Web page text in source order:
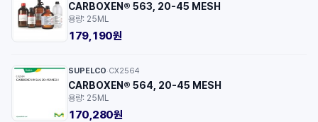
CARBOXEN® 563, 20-45 MESH
용량: 25ML
179,190원
SUPELCO CX2564
CARBOXEN® 564, 20-45 MESH
용량: 25ML
170,280원